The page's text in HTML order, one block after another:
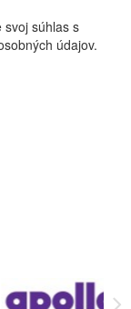
svoj súhlas s
údajov.